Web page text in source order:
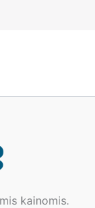
kainomis.